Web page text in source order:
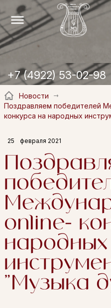
+7 (4922) 53-02-98
Новости
Поздравляем победителей
конкурса на народных
25 февраля 2021
online-
народных
"Музыка